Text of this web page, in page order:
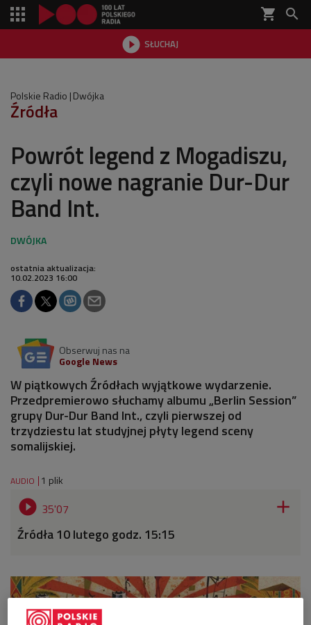
shopping_cart 
 SŁUCHAJ

Polskie Radio Dwójka
Źródła
Powrót legend z Mogadiszu,
czyli nowe nagranie Dur-Dur
Band Int.
ostatnia aktualizacja:
10.02.2023 16:00
Obserwuj nas na
Google News
W piątkowych Źródłach wyjątkowe wydarzenie.
Przedpremierowo słuchamy albumu „Berlin Session”
grupy Dur-Dur Band Int., czyli pierwszej od
trzydziestu lat studyjnej płyty legend sceny
somalijskiej.
AUDIO 1 plik
 35'07 
Źródła 10 lutego godz. 15:15